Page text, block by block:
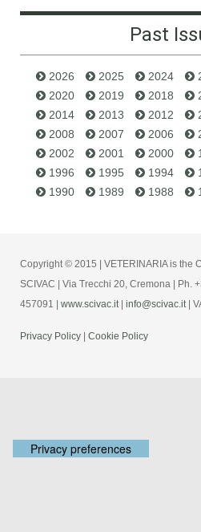
Past
2026 2025 2024
2020
2019 2018
2014
2013 2012
2008
2007 2006
2002
2001 2000
1996
1995 1994
1990
1989 1988
Copyright © 2015 | VETERINARIA is the
SCIVAC | Via Trecchi 20, Cremona | Ph.
457091 | www.scivac.it | info@scivac.it |
Privacy Policy | Cookie Policy